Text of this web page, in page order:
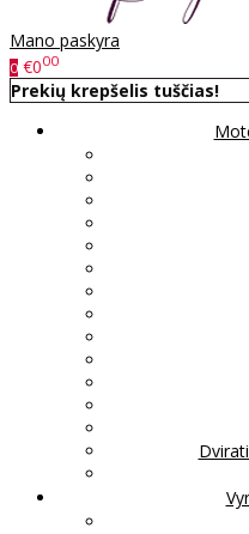
Mano paskyra
0 €000
Prekių krepšelis tuščias!